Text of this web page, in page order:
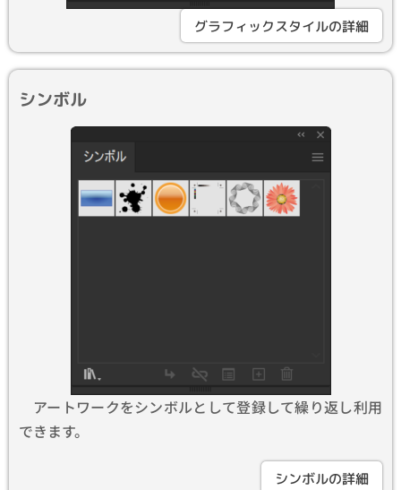
グラフィックスタイルの詳細
シンボル
アートワークをシンボルとして登録して繰り返し利用
できます。
シンボルの詳細